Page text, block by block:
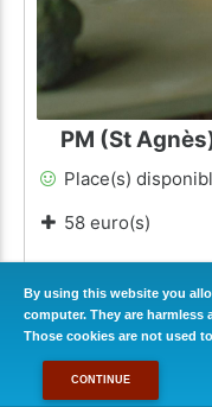
PM (St
Place(s)
58 euro(s)
By using this website you
computer. They are
Those cookies are not used
CONTINUE